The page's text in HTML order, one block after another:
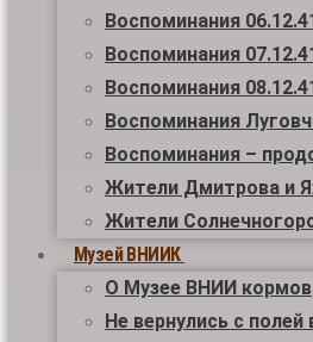
Воспоминания
Воспоминания
Воспоминания
Воспоминания
Воспоминания –
Жители Дмитрова и
Жители
Музей ВНИИК
О Музее ВНИИ кормов
Не вернулись с полей